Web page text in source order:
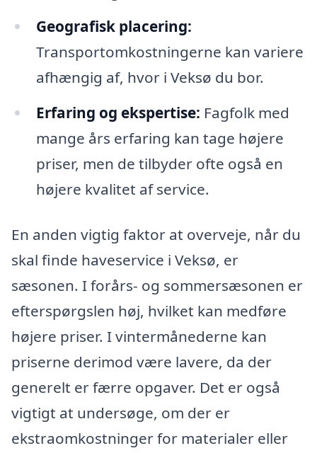
Geografisk placering:
Transportomkostningerne kan variere
afhængig af, hvor i Veksø du bor.
Erfaring og ekspertise: Fagfolk med
mange års erfaring kan tage højere
priser, men de tilbyder ofte også en
højere kvalitet af service.
En anden vigtig faktor at overveje, når du
skal finde haveservice i Veksø, er
sæsonen. I forårs- og sommersæsonen er
efterspørgslen høj, hvilket kan medføre
højere priser. I vintermånederne kan
priserne derimod være lavere, da der
generelt er færre opgaver. Det er også
vigtigt at undersøge, om der er
ekstraomkostninger for materialer eller